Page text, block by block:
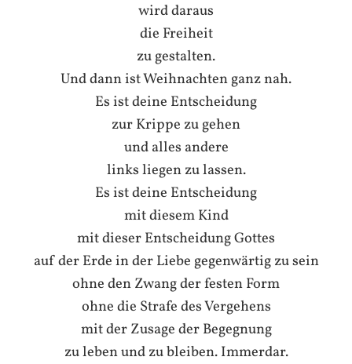
wird daraus
die Freiheit
zu gestalten.
Und dann ist Weihnachten ganz nah.
Es ist deine Entscheidung
zur Krippe zu gehen
und alles andere
links liegen zu lassen.
Es ist deine Entscheidung
mit diesem Kind
mit dieser Entscheidung Gottes
auf der Erde in der Liebe gegenwärtig zu sein
ohne den Zwang der festen Form
ohne die Strafe des Vergehens
mit der Zusage der Begegnung
zu leben und zu bleiben.Immerdar.